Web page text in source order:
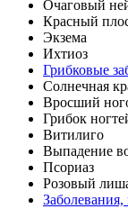
Очаговый
Красный
Экзема
Ихтиоз
Грибковые
Солнечная
Вросший
Грибок
Витилиго
Выпадение
Псориаз
Розовый